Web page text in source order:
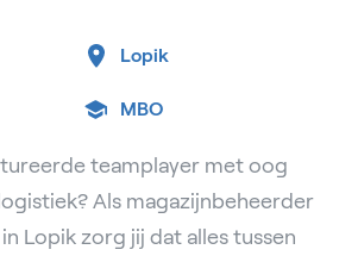
Lopik
MBO
teamplayer met oog
Als magazijnbeheerder
Lopik zorg jij dat alles tussen